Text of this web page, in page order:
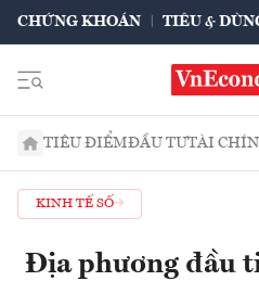
CHỨNG KHOÁN TIÊU &
TIÊU ĐIỂMĐẦU TƯTÀI
KINH TẾ SỐ
Địa phương đầu